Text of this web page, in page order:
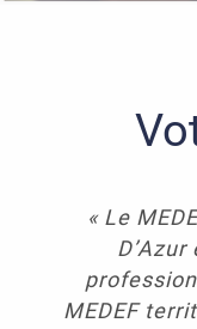
« Le
MEDEF